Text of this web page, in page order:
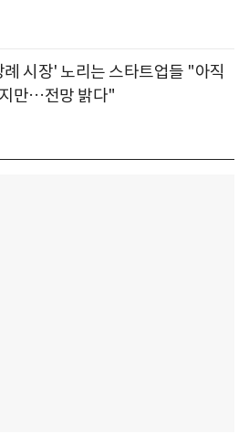
례 시장' 노리는 스타트업들 "아직
만…전망 밝다"